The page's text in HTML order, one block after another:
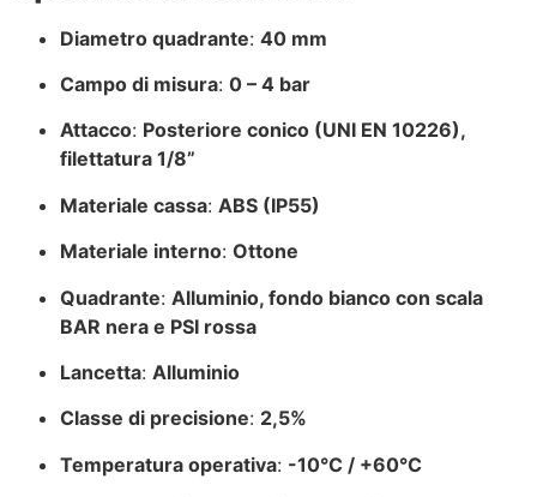
Diametro quadrante: 40 mm
Campo di misura: 0 – 4 bar
Attacco: Posteriore conico (UNI EN 10226),
filettatura 1/8”
Materiale cassa: ABS (IP55)
Materiale interno: Ottone
Quadrante: Alluminio, fondo bianco con scala
BAR nera e PSI rossa
Lancetta: Alluminio
Classe di precisione: 2,5%
Temperatura operativa: -10°C / +60°C